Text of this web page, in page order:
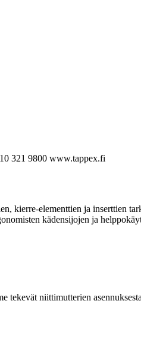
321 9800 www.tappex.fi
kierre-elementtien ja inserttien
kädensijojen ja
tekevät niittimutterien